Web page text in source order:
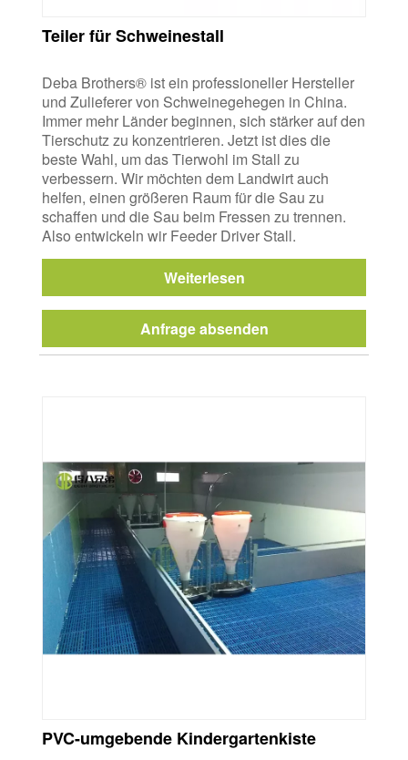
Teiler für Schweinestall
Deba Brothers® ist ein professioneller Hersteller
und Zulieferer von Schweinegehegen in China.
Immer mehr Länder beginnen, sich stärker auf den
Tierschutz zu konzentrieren. Jetzt ist dies die
beste Wahl, um das Tierwohl im Stall zu
verbessern. Wir möchten dem Landwirt auch
helfen, einen größeren Raum für die Sau zu
schaffen und die Sau beim Fressen zu trennen.
Also entwickeln wir Feeder Driver Stall.
Weiterlesen
Anfrage absenden
PVC-umgebende Kindergartenkiste